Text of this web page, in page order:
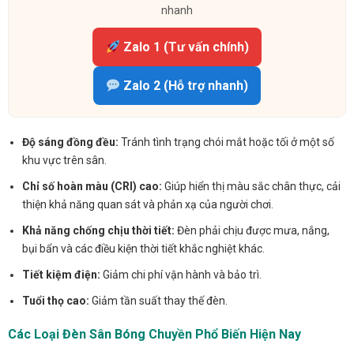
nhanh
Zalo 1 (Tư vấn chính)
Zalo 2 (Hỗ trợ nhanh)
Độ sáng đồng đều: Tránh tình trạng chói mắt hoặc tối ở một số
khu vực trên sân.
Chỉ số hoàn màu (CRI) cao: Giúp hiển thị màu sắc chân thực, cải
thiện khả năng quan sát và phản xạ của người chơi.
Khả năng chống chịu thời tiết: Đèn phải chịu được mưa, nắng,
bụi bẩn và các điều kiện thời tiết khắc nghiệt khác.
Tiết kiệm điện: Giảm chi phí vận hành và bảo trì.
Tuổi thọ cao: Giảm tần suất thay thế đèn.
Các Loại Đèn Sân Bóng Chuyền Phổ Biến Hiện Nay